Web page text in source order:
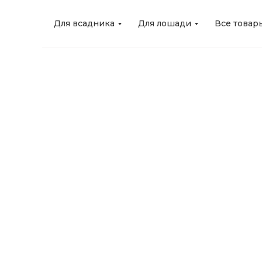
Для всадника Для лошади Все